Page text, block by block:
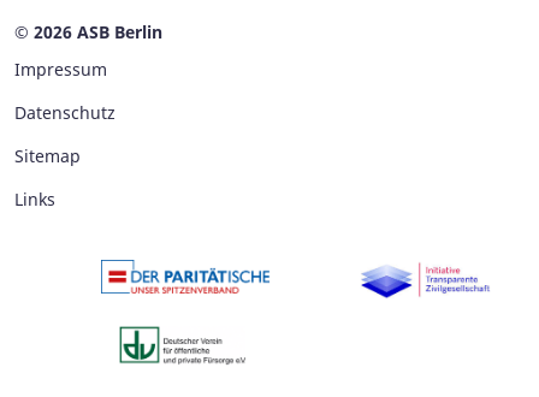
© 2026 ASB Berlin
Impressum
Datenschutz
Sitemap
Links